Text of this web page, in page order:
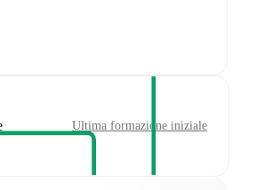
Ultima formazione iniziale